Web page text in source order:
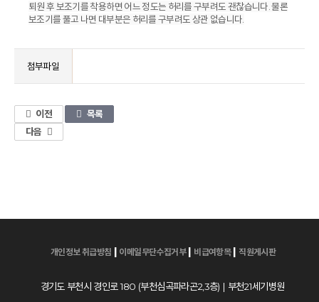
퇴원 후 보조기를 착용하면 어느 정도는 허리를 구부려도 괜찮습니다. 물론
보조기를 풀고 나면 대부분은 허리를 구부려도 상관 없습니다.
첨부파일
이전
목록
다음
개인정보 취급방침 | 이메일무단수집거부| 비급여항목| 직원게시판
경기도 부천시 경인로 180 (부천심곡파라곤2,3층) | 부천21세기병원